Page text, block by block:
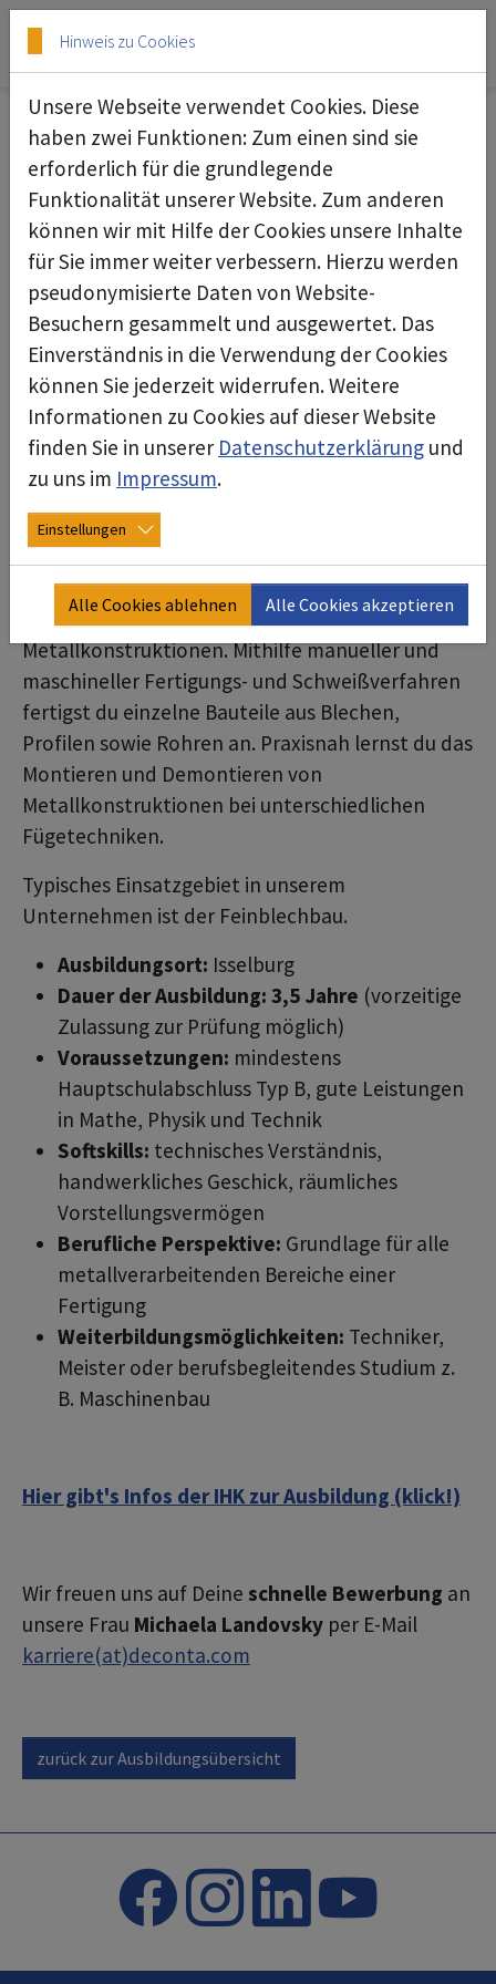
Skip to main content
Skip to page footer
Show larger version
Ausbildung zum/zur
Konstruktionsmechaniker/-in (m/w/d)
(m/w/d) planst du anhand technischer
Zeichnungen und Stücklisten
Metallkonstruktionen. Mithilfe manueller und
maschineller Fertigungs- und Schweißverfahren
fertigst du einzelne Bauteile aus Blechen,
Profilen sowie Rohren an. Praxisnah lernst du das
Montieren und Demontieren von
Metallkonstruktionen bei unterschiedlichen
Fügetechniken.
Typisches Einsatzgebiet in unserem
Unternehmen ist der Feinblechbau.
Ausbildungsort: Isselburg
Dauer der Ausbildung: 3,5 Jahre (vorzeitige
Zulassung zur Prüfung möglich)
Voraussetzungen: mindestens
Hauptschulabschluss Typ B, gute Leistungen
in Mathe, Physik und Technik
Softskills: technisches Verständnis,
handwerkliches Geschick, räumliches
Vorstellungsvermögen
Berufliche Perspektive: Grundlage für alle
metallverarbeitenden Bereiche einer
Fertigung
Weiterbildungsmöglichkeiten: Techniker,
Meister oder berufsbegleitendes Studium z.
B. Maschinenbau
Hier gibt's Infos der IHK zur Ausbildung (klick!)
Wir freuen uns auf Deine schnelle Bewerbung an
unsere Frau Michaela Landovsky per E-Mail
karriere(at)deconta.com
zurück zur Ausbildungsübersicht
Hinweis zu Cookies
Unsere Webseite verwendet Cookies. Diese
haben zwei Funktionen: Zum einen sind sie
erforderlich für die grundlegende
Funktionalität unserer Website. Zum anderen
können wir mit Hilfe der Cookies unsere Inhalte
für Sie immer weiter verbessern. Hierzu werden
pseudonymisierte Daten von Website-
Besuchern gesammelt und ausgewertet. Das
Einverständnis in die Verwendung der Cookies
können Sie jederzeit widerrufen. Weitere
Informationen zu Cookies auf dieser Website
finden Sie in unserer Datenschutzerklärung und
zu uns im Impressum.
Einstellungen
Alle Cookies ablehnen Alle Cookies akzeptieren